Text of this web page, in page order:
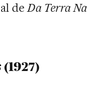
de Da Terra
(1927)